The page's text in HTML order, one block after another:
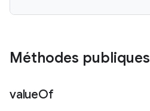
Méthodes publiques
valueOf